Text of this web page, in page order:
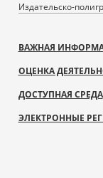
Издательско-
ВАЖНАЯ
ОЦЕНКА
ДОСТУПНАЯ СРЕДА
ЭЛЕКТРОННЫЕ